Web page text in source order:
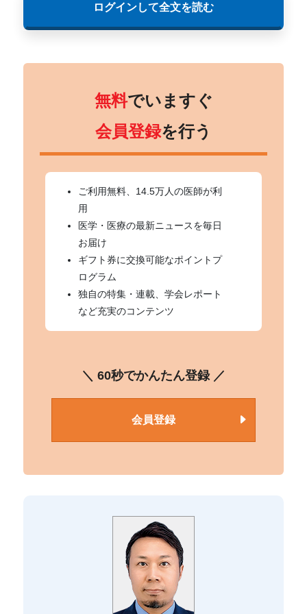
ログインして全文を読む
無料でいますぐ
会員登録を行う
ご利用無料、14.5万人の医師が利
用
医学・医療の最新ニュースを毎日
お届け
ギフト券に交換可能なポイントプ
ログラム
独自の特集・連載、学会レポート
など充実のコンテンツ
＼ 60秒でかんたん登録 ／
会員登録